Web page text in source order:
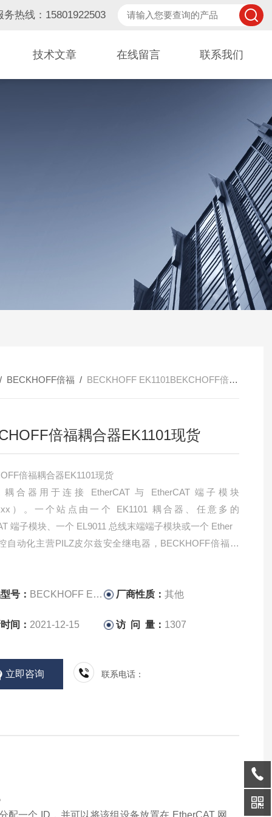
务热线：15801922503
技术文章 在线留言 联系我们
BECKHOFF倍福 / BECKHOFF EK1101BEKCHOFF倍福耦合器EK1101现货
倍福耦合器EK1101现货
倍福耦合器EK1101现货
耦合器用于连接 EtherCAT 与 EtherCAT 端子模块
）。一个站点由一个 EK1101 耦合器、任意多的
端子模块、一个 EL9011 总线末端端子模块或一个 Ether
自动化主营PILZ皮尔兹安全继电器，BECKHOFF倍福模
号： BECKHOFF EK1101 厂商性质：其他
间： 2021-12-15 访 问 量： 1307
立即咨询 联系电话：
配一个 ID，并可以将该组设备放置在 EtherCAT 网